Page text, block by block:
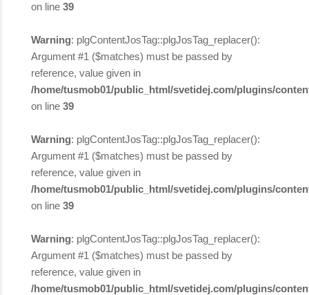
on line 39
Warning: plgContentJosTag::plgJosTag_replacer():
Argument #1 ($matches) must be passed by
reference, value given in
/home/tusmob01/public_html/svetidej.com/plugins/
on line 39
Warning: plgContentJosTag::plgJosTag_replacer():
Argument #1 ($matches) must be passed by
reference, value given in
/home/tusmob01/public_html/svetidej.com/plugins/
on line 39
Warning: plgContentJosTag::plgJosTag_replacer():
Argument #1 ($matches) must be passed by
reference, value given in
/home/tusmob01/public_html/svetidej.com/plugins/